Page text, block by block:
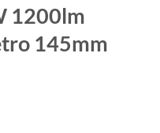
1200lm
145mm